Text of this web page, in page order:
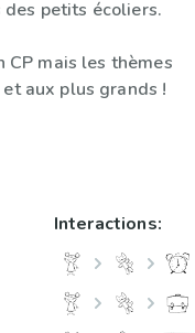
petits écoliers.
CP mais les thèmes
aux plus grands !
Interactions: